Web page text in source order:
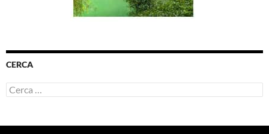
CERCA
Ricerca
per: